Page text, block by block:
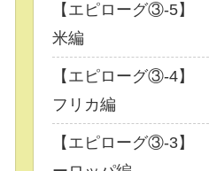
【エピローグ③-5
米編
【エピローグ③-4
フリカ編
【エピローグ③-3